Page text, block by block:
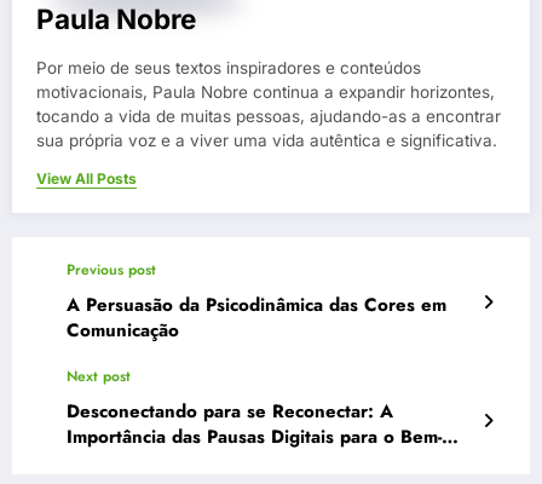
Paula Nobre
Por meio de seus textos inspiradores e conteúdos
motivacionais, Paula Nobre continua a expandir horizontes,
tocando a vida de muitas pessoas, ajudando-as a encontrar
sua própria voz e a viver uma vida autêntica e significativa.
View All Posts
Previous post
A Persuasão da Psicodinâmica das Cores em
Comunicação
Next post
Desconectando para se Reconectar: A
Importância das Pausas Digitais para o Bem-